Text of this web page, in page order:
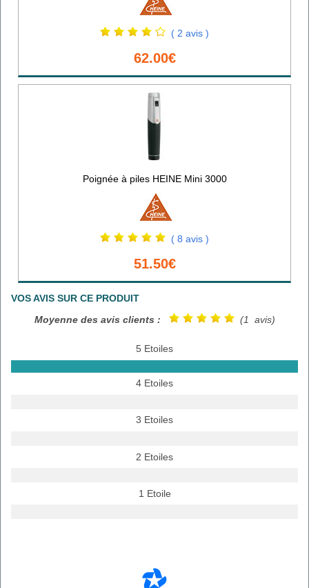
( 2 avis )
62.00€
Poignée à piles HEINE Mini 3000
( 8 avis )
51.50€
VOS AVIS SUR CE PRODUIT
Moyenne des avis clients :
(1 avis)
5 Etoiles
4 Etoiles
3 Etoiles
2 Etoiles
1 Etoile